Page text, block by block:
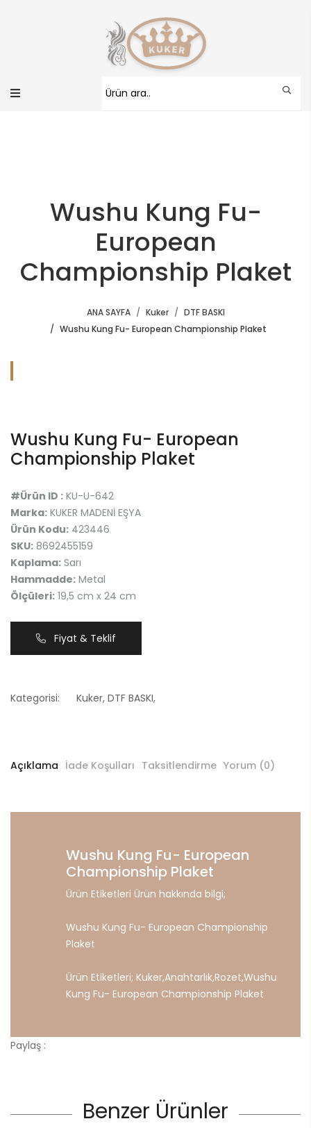
Wushu Kung Fu-
European
Championship Plaket
ANA SAYFA Kuker
DTF BASKI
Wushu Kung Fu- European Championship Plaket
Wushu Kung Fu- European
Championship Plaket
#Ürün ID : KU-U-642
Marka: KUKER MADENİ EŞYA
Ürün Kodu: 423446
SKU: 8692455159
Kaplama: Sarı
Hammadde: Metal
Ölçüleri: 19,5 cm x 24 cm
Fiyat & Teklif
Kategorisi: Kuker, DTF BASKI,
Açıklama İade Koşulları Taksitlendirme Yorum (0)
Wushu Kung Fu- European
Championship Plaket
Ürün Etiketleri Ürün hakkında bilgi;
Wushu Kung Fu- European Championship
Plaket
Ürün Etiketleri; Kuker,Anahtarlık,Rozet,Wushu
Kung Fu- European Championship Plaket
Paylaş :
Benzer Ürünler